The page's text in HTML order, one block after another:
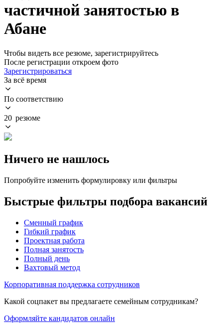
частичной занятостью в
Абане
Чтобы видеть все резюме, зарегистрируйтесь
После регистрации откроем фото
Зарегистрироваться
За всё время
По соответствию
20 резюме
Ничего не нашлось
Попробуйте изменить формулировку или фильтры
Быстрые фильтры подбора вакансий
Сменный график
Гибкий график
Проектная работа
Полная занятость
Полный день
Вахтовый метод
Корпоративная поддержка сотрудников
Какой соцпакет вы предлагаете семейным сотрудникам?
Оформляйте кандидатов онлайн